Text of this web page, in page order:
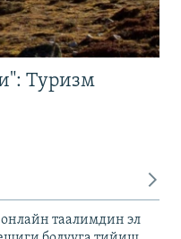
Туризм
онлайн таалимдин эл